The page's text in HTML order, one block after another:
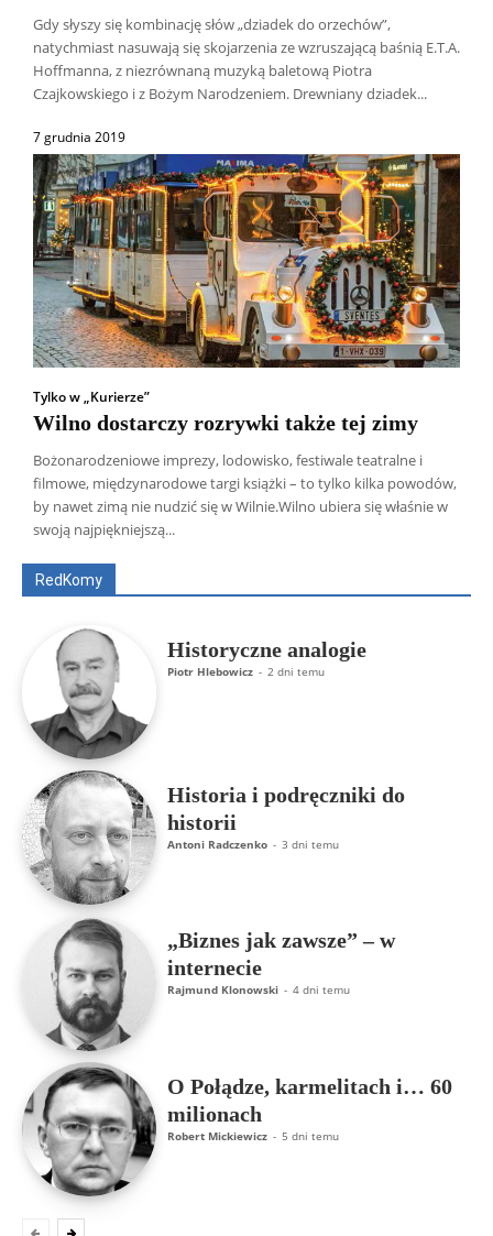
Gdy słyszy się kombinację słów „dziadek do orzechów”,
natychmiast nasuwają się skojarzenia ze wzruszającą baśnią E.T.A.
Hoffmanna, z niezrównaną muzyką baletową Piotra
Czajkowskiego i z Bożym Narodzeniem. Drewniany dziadek...
7 grudnia 2019
Tylko w „Kurierze”
Wilno dostarczy rozrywki także tej zimy
Bożonarodzeniowe imprezy, lodowisko, festiwale teatralne i
filmowe, międzynarodowe targi książki – to tylko kilka powodów,
by nawet zimą nie nudzić się w Wilnie.Wilno ubiera się właśnie w
swoją najpiękniejszą...
RedKomy
Wszyscy Aleksander Borowik
Antoni Radczenko
Artur Płokszto
Grzegorz Górny
ks. Jarosław Wąsowicz SDB
Historyczne analogie
Piotr Hlebowicz - 2 dni temu
Historia i podręczniki do
historii
Antoni Radczenko - 3 dni temu
„Biznes jak zawsze” – w
internecie
Rajmund Klonowski - 4 dni temu
O Połądze, karmelitach i… 60
milionach
Robert Mickiewicz - 5 dni temu